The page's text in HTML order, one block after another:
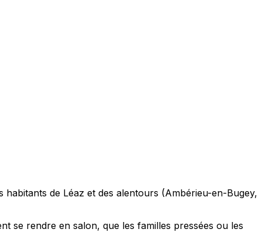
de Léaz et des alentours (Ambérieu-en-Bugey,
se rendre en salon, que les familles pressées ou les